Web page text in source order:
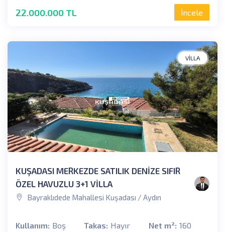
22.000.000 TL İncele
VILLA
KUŞADASI MERKEZDE SATILIK DENİZE SIFIR
ÖZEL HAVUZLU 3+1 VİLLA
Bayraklıdede Mahallesi Kuşadası / Aydın
Kullanım: Boş Takas: Hayır Net m²: 160